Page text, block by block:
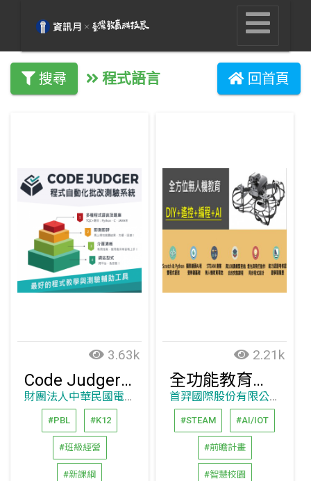
搜尋 程式語言 回首頁
3.63k
Code Judger 最好的程式教學輔助工具
財團法人中華民國電腦技能基金會
#PBL #K12
#班級經營
#新課綱
2.21k
全功能教育無人機
首羿國際股份有限公司
#STEAM #AI/IOT
#前瞻計畫
#智慧校園